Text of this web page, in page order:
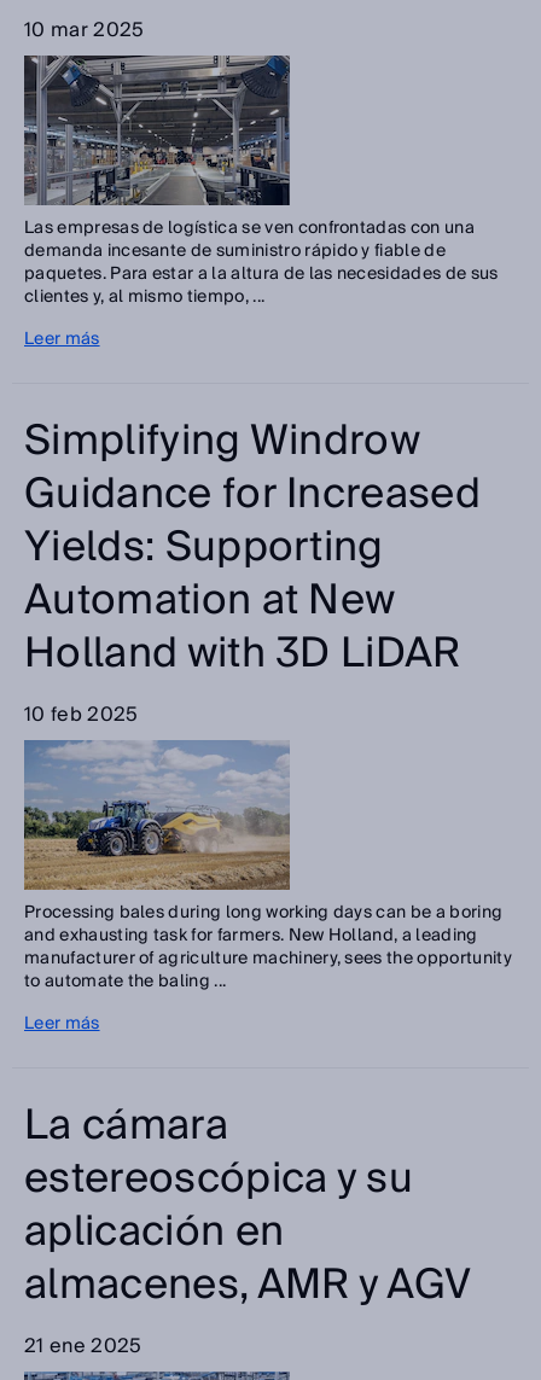
10 mar 2025
Las empresas de logística se ven confrontadas con una
demanda incesante de suministro rápido y fiable de
paquetes. Para estar a la altura de las necesidades de sus
clientes y, al mismo tiempo, ...
Leer más
Simplifying Windrow
Guidance for Increased
Yields: Supporting
Automation at New
Holland with 3D LiDAR
10 feb 2025
Processing bales during long working days can be a boring
and exhausting task for farmers. New Holland, a leading
manufacturer of agriculture machinery, sees the opportunity
to automate the baling ...
Leer más
La cámara
estereoscópica y su
aplicación en
almacenes, AMR y AGV
21 ene 2025